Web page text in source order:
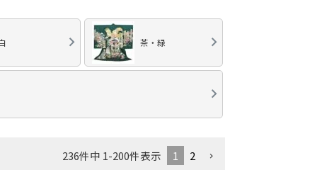
茶・緑
236件中 1-200件表示 1 2